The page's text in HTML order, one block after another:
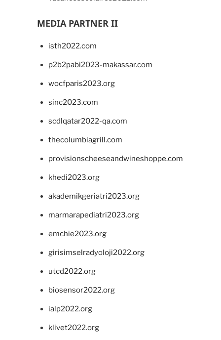
MEDIA PARTNER II
isth2022.com
p2b2pabi2023-makassar.com
wocfparis2023.org
sinc2023.com
scdlqatar2022-qa.com
thecolumbiagrill.com
provisionscheeseandwineshoppe.com
khedi2023.org
akademikgeriatri2023.org
marmarapediatri2023.org
emchie2023.org
girisimselradyoloji2022.org
utcd2022.org
biosensor2022.org
ialp2022.org
klivet2022.org